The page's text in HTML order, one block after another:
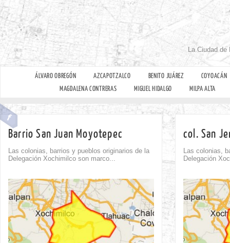
La Ciudad
ÁLVARO OBREGÓN AZCAPOTZALCO BENITO JUÁREZ
COYOACÁN
MAGDALENA CONTRERAS
MIGUEL HIDALGO MILPA ALTA
Barrio San Juan Moyotepec
Las colonias, barrios y pueblos originarios de la
Delegación Xochimilco son marco...
col. San
Las colonias,
Delegación
0
Comment